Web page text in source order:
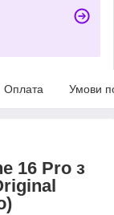
Оплата Умови
16 Pro з